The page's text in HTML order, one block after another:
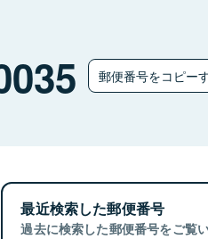
郵便番号をコピー
最近検索した郵便番号
過去に検索した郵便番号をご覧